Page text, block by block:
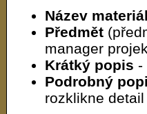
Název
Předmět
manager
Krátký popis -
Podrobný
rozklikne